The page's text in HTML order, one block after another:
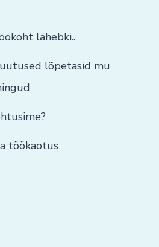
lähebki..
lõpetasid mu
töökaotus